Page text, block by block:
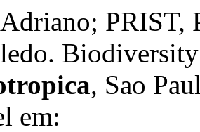
, Sao
em: